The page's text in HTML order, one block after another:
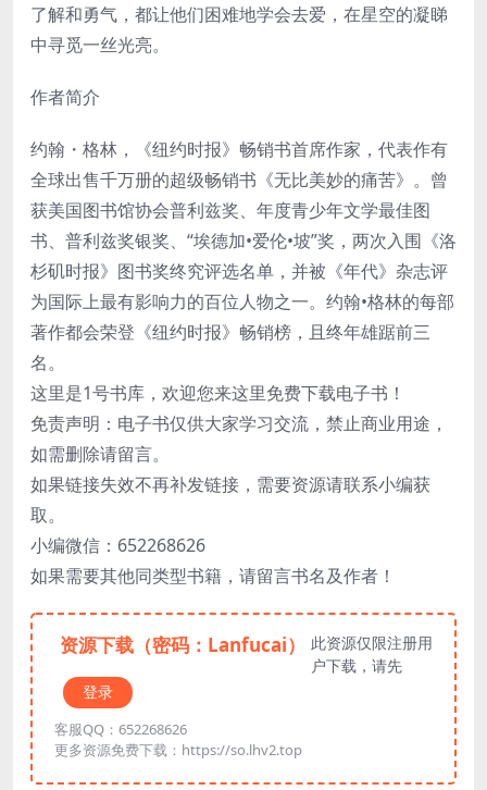
了解和勇气，都让他们困难地学会去爱，在星空的凝睇
中寻觅一丝光亮。
作者简介
约翰・格林，《纽约时报》畅销书首席作家，代表作有
全球出售千万册的超级畅销书《无比美妙的痛苦》。曾
获美国图书馆协会普利兹奖、年度青少年文学最佳图
书、普利兹奖银奖、“埃德加•爱伦•坡”奖，两次入围《洛
杉矶时报》图书奖终究评选名单，并被《年代》杂志评
为国际上最有影响力的百位人物之一。约翰•格林的每部
著作都会荣登《纽约时报》畅销榜，且终年雄踞前三
名。
这里是1号书库，欢迎您来这里免费下载电子书！
免责声明：电子书仅供大家学习交流，禁止商业用途，
如需删除请留言。
如果链接失效不再补发链接，需要资源请联系小编获
取。
小编微信：652268626
如果需要其他同类型书籍，请留言书名及作者！
资源下载（密码：Lanfucai）
此资源仅限注册用
户下载，请先
登录
客服QQ：652268626
更多资源免费下载：https://so.lhv2.top